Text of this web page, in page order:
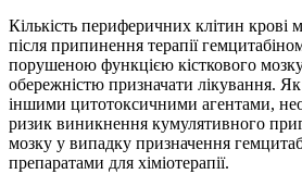
Кількість периферичних клітин крові
після припинення терапії
порушеною функцією кісткового
обережністю призначати лікування. Як
іншими цитотоксичними агентами,
ризик виникнення кумулятивного
мозку у випадку призначення
препаратами для хіміотерапії.